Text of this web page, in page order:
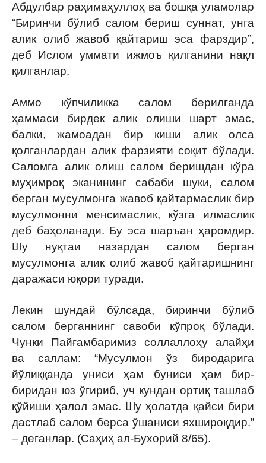
Абдулбар раҳимаҳуллоҳ ва бошқа уламолар
“Биринчи бўлиб салом бериш суннат, унга
алик олиб жавоб қайтариш эса фарздир”,
деб Ислом уммати ижмоъ қилганини нақл
қилганлар.
Аммо кўпчиликка салом берилганда
ҳаммаси бирдек алик олиши шарт эмас,
балки, жамоадан бир киши алик олса
қолганлардан алик фарзияти соқит бўлади.
Саломга алик олиш салом беришдан кўра
муҳимроқ эканининг сабаби шуки, салом
берган мусулмонга жавоб қайтармаслик бир
мусулмонни менсимаслик, кўзга илмаслик
деб баҳоланади. Бу эса шаръан ҳаромдир.
Шу нуқтаи назардан салом берган
мусулмонга алик олиб жавоб қайтаришнинг
даражаси юқори туради.
Лекин шундай бўлсада, биринчи бўлиб
салом берганнинг савоби кўпроқ бўлади.
Чунки Пайғамбаримиз соллаллоҳу алайҳи
ва саллам: “Мусулмон ўз биродарига
йўлиққанда униси ҳам буниси ҳам бир-
биридан юз ўгириб, уч кундан ортиқ ташлаб
қўйиши ҳалол эмас. Шу ҳолатда қайси бири
дастлаб салом берса ўшаниси яхшироқдир.”
– деганлар. (Саҳиҳ ал-Бухорий 8/65).